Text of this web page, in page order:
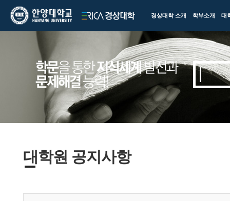
한양대학교
한양대학교
ERICA
경상대학
경상대학 소개 학부소개 대
대학원 공지사항